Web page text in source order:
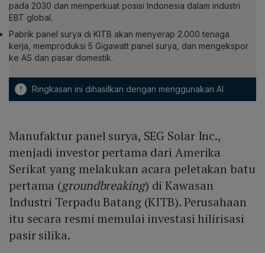
pada 2030 dan memperkuat posisi Indonesia dalam industri
EBT global.
Pabrik panel surya di KITB akan menyerap 2.000 tenaga
kerja, memproduksi 5 Gigawatt panel surya, dan mengekspor
ke AS dan pasar domestik.
! Ringkasan ini dihasilkan dengan menggunakan AI
Manufaktur panel surya, SEG Solar Inc.,
menjadi investor pertama dari Amerika
Serikat yang melakukan acara peletakan batu
pertama (groundbreaking) di Kawasan
Industri Terpadu Batang (KITB). Perusahaan
itu secara resmi memulai investasi hilirisasi
pasir silika.